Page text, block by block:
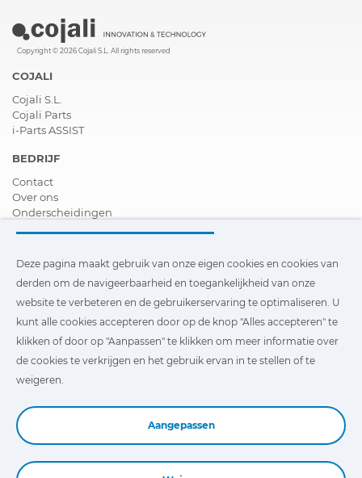
Copyright © 2026 Cojali S.L. All rights reserved
COJALI
Cojali S.L.
Cojali Parts
i-Parts ASSIST
BEDRIJF
Contact
Over ons
Onderscheidingen
Verdeler worden
Nieuws
Video´s
FAQ - V&A
van derden om de navigeerbaarheid en toegankelijkheid van
onze website te verbeteren en de gebruikerservaring te
optimaliseren. U kunt te klikken op
ervan in te stellen of te weigeren.
Deze pagina maakt gebruik van onze eigen cookies en cookies van
derden om de navigeerbaarheid en toegankelijkheid van onze
website te verbeteren en de gebruikerservaring te optimaliseren. U
kunt alle cookies accepteren door op de knop "Alles accepteren" te
klikken of door op "Aanpassen" te klikken om meer informatie over
de cookies te verkrijgen en het gebruik ervan in te stellen of te
weigeren.
Aangepassen